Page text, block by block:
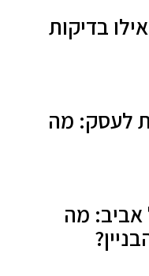
בדיקות
לעסק: מה
אביב: מה